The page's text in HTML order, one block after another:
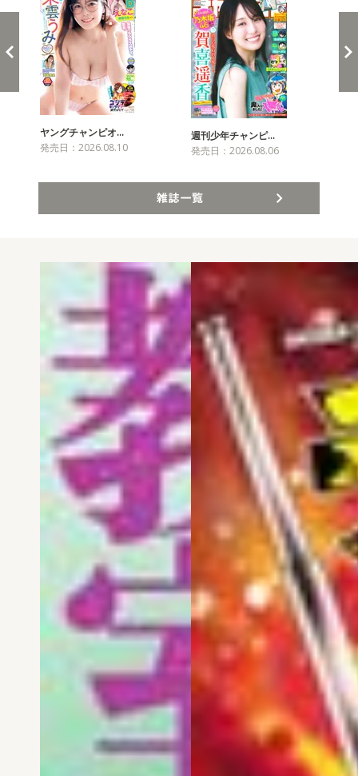
ヤングチャンピオ…
発売日：2026.08.10
週刊少年チャンピ…
発売日：2026.08.06